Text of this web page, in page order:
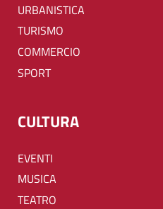
URBANISTICA
TURISMO
COMMERCIO
SPORT
CULTURA
EVENTI
MUSICA
TEATRO